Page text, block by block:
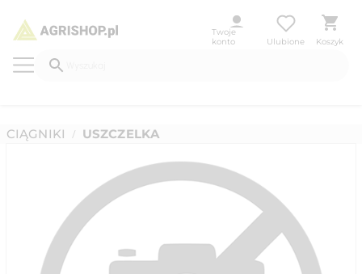
Twoje
konto
Ulubione Koszyk
CIĄGNIKI / USZCZELKA